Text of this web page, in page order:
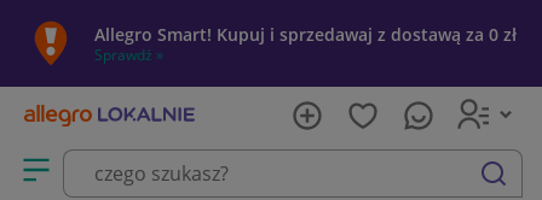
Allegro Smart! Kupuj i sprzedawaj z dostawą za 0 zł
Sprawdź »
Otwórz menu z kategoriami
szukaj